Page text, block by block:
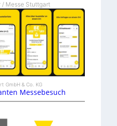
/ Messe Stuttgart
GmbH & Co. KG
Messebesuch